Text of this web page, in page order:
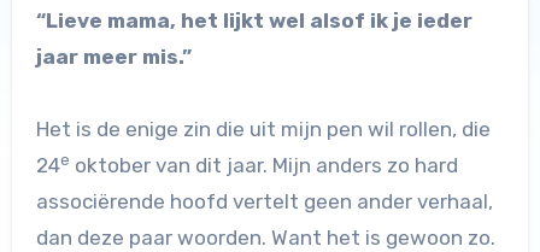
“Lieve mama, het lijkt wel alsof ik je ieder
jaar meer mis.”
Het is de enige zin die uit mijn pen wil rollen, die
24e oktober van dit jaar. Mijn anders zo hard
associërende hoofd vertelt geen ander verhaal,
dan deze paar woorden. Want het is gewoon zo.